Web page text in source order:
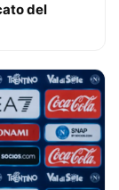
del